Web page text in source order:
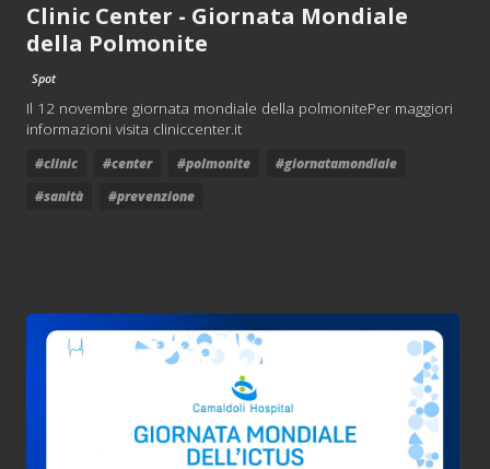
Clinic Center - Giornata Mondiale
della Polmonite
Spot
Il 12 novembre giornata mondiale della polmonitePer maggiori
informazioni visita cliniccenter.it
#clinic #center #polmonite
#giornatamondiale
#sanità
#prevenzione